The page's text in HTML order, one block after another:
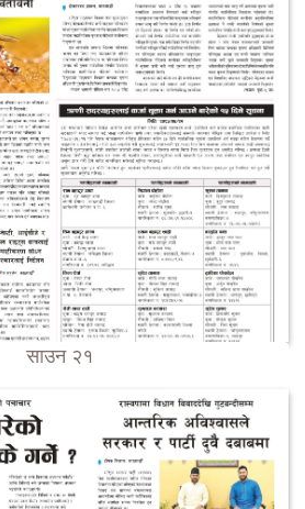
साउन २१